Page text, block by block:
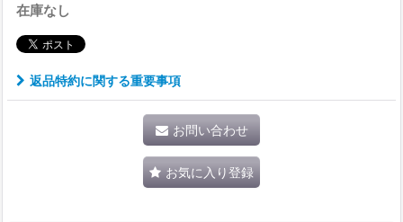
在庫なし
返品特約に関する重要事項
お問い合わせ
お気に入り登録